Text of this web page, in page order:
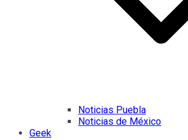
Noticias Puebla
Noticias de México
Geek